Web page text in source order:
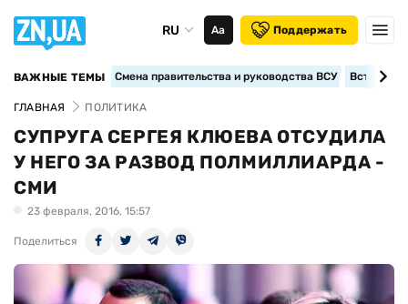
RU Аа Поддержать
ВАЖНЫЕ ТЕМЫ Смена правительства и руководства ВСУ
ГЛАВНАЯ ПОЛИТИКА
СУПРУГА СЕРГЕЯ КЛЮЕВА ОТСУДИЛА
У НЕГО ЗА РАЗВОД ПОЛМИЛЛИАРДА -
СМИ
23 февраля, 2016, 15:57
Поделиться